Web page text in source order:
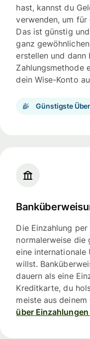
hast, kannst du
verwenden, um für
Das ist günstig
ganz
erstellen und dann
Zahlungsmethode
dein Wise-Konto
Günstigste
Die Einzahlung per
normalerweise die
eine internationale
willst.
dauern als eine
Kreditkarte, du
meiste aus deinem
über